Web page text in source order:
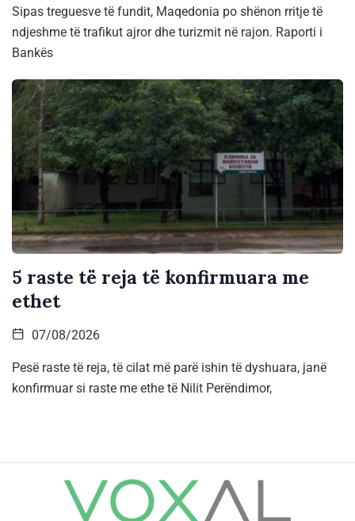
Sipas treguesve të fundit, Maqedonia po shënon rritje të
ndjeshme të trafikut ajror dhe turizmit në rajon. Raporti i
Bankës
5 raste të reja të konfirmuara me
ethet
07/08/2026
Pesë raste të reja, të cilat më parë ishin të dyshuara, janë
konfirmuar si raste me ethe të Nilit Perëndimor,